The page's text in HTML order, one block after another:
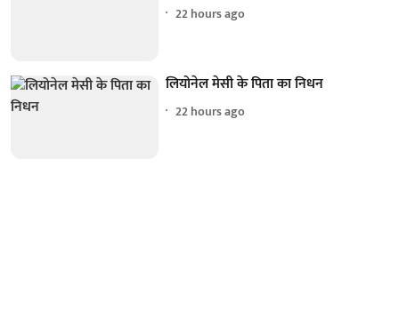
22 hours ago
लियोनेल मेसी के पिता का निधन
22 hours ago